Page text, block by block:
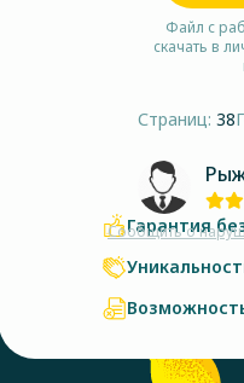
Файл с
скачать в
Страниц: 38
Сообщить о
Гарантия